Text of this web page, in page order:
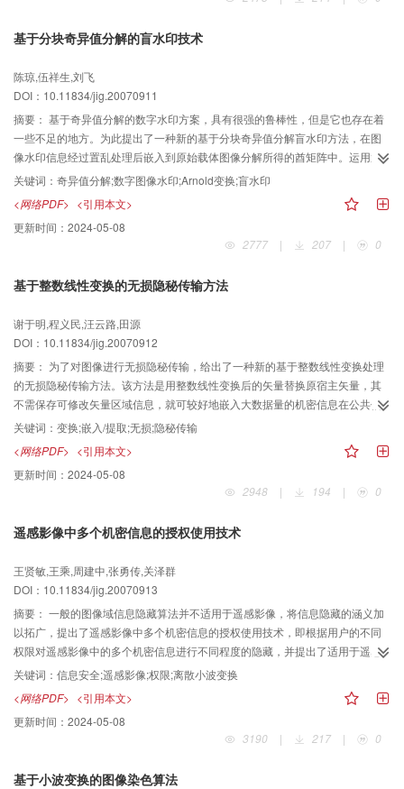
基于分块奇异值分解的盲水印技术
陈琼,伍祥生,刘飞
DOI：10.11834/jig.20070911
摘要： 基于奇异值分解的数字水印方案，具有很强的鲁棒性，但是它也存在着
一些不足的地方。为此提出了一种新的基于分块奇异值分解盲水印方法，在图
像水印信息经过置乱处理后嵌入到原始载体图像分解所得的酋矩阵中。运用置
乱方法和奇异值分解方法，提高了水印的不可见性，保证了水印的安全性。在
水印的检测与提取过程中不需要原始载体图像，更加利于实际中的应用。实验
结果证明，该方法具有较好的不可见性，对常见的图像处理具有良好的鲁棒
性。
关键词： 奇异值分解;数字图像水印;Arnold变换;盲水印
<网络PDF> <引用本文>
更新时间： 2024-05-08
2777
| 207 | 0
基于整数线性变换的无损隐秘传输方法
谢于明,程义民,汪云路,田源
DOI：10.11834/jig.20070912
摘要： 为了对图像进行无损隐秘传输，给出了一种新的基于整数线性变换处理
的无损隐秘传输方法。该方法是用整数线性变换后的矢量替换原宿主矢量，其
不需保存可修改矢量区域信息，就可较好地嵌入大数据量的机密信息在公共信
道进行传输，而且在接收端提取机密信息后，能无损恢复原宿主图像。该方法
已经过了测试，并获得了较好的结果，适用于医学图像中存储病人的病历信息
及遥感、军事图像的信息隐秘传输等领域。
关键词： 变换;嵌入/提取;无损;隐秘传输
<网络PDF> <引用本文>
更新时间： 2024-05-08
2948
| 194 | 0
遥感影像中多个机密信息的授权使用技术
王贤敏,王乘,周建中,张勇传,关泽群
DOI：10.11834/jig.20070913
摘要： 一般的图像域信息隐藏算法并不适用于遥感影像，将信息隐藏的涵义加
以拓广，提出了遥感影像中多个机密信息的授权使用技术，即根据用户的不同
权限对遥感影像中的多个机密信息进行不同程度的隐藏，并提出了适用于遥感
影像的信息隐藏小波域算法，该算法是盲算法，且基于HVS（human visual
system）特性，并自适应于遥感影像特征。能很好地保存机密地物的纹理与光
谱特性，复原遥感影像逼真，对遥感影像的应用价值没有影响，且对影像添噪
与JPEG有损压缩具有较强的鲁棒性。
关键词： 信息安全;遥感影像;权限;离散小波变换
<网络PDF> <引用本文>
更新时间： 2024-05-08
3190
| 217 | 0
基于小波变换的图像染色算法